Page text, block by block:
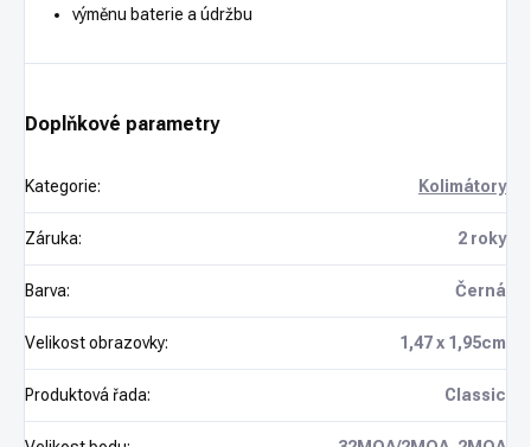
výměnu baterie a údržbu
Doplňkové parametry
Kategorie: Kolimátory
Záruka: 2 roky
Barva: Černá
Velikost obrazovky: 1,47 x 1,95cm
Produktová řada: Classic